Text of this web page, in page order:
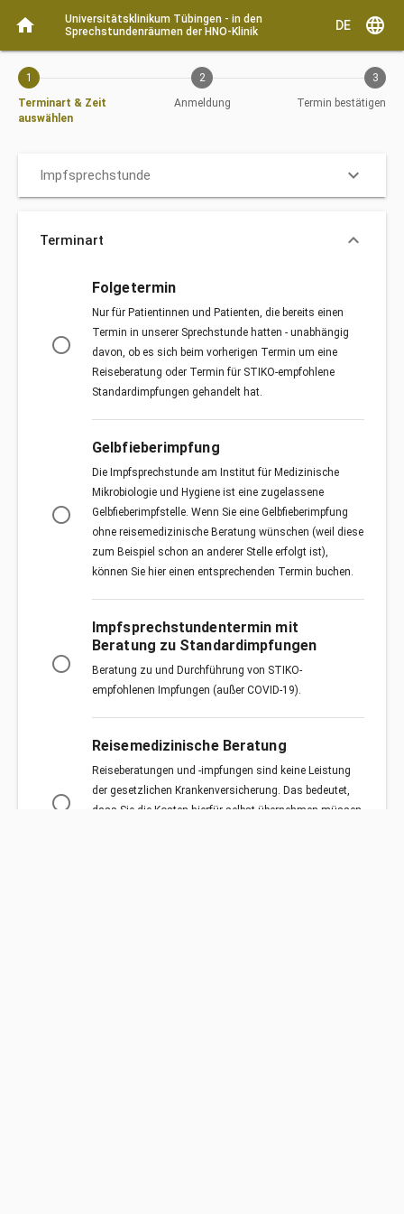
home
Universitätsklinikum Tübingen - in den
Sprechstundenräumen der HNO-Klinik
DE language
1
Terminart & Zeit
auswählen
2
Anmeldung
3
Termin bestätigen
Impfsprechstunde keyboard_arrow_down
Terminart keyboard_arrow_down
radio_button_unchecked
Folgetermin
Nur für Patientinnen und Patienten, die bereits einen
Termin in unserer Sprechstunde hatten - unabhängig
davon, ob es sich beim vorherigen Termin um eine
Reiseberatung oder Termin für STIKO-empfohlene
Standardimpfungen gehandelt hat.
radio_button_unchecked
Gelbfieberimpfung
Die Impfsprechstunde am Institut für Medizinische
Mikrobiologie und Hygiene ist eine zugelassene
Gelbfieberimpfstelle. Wenn Sie eine Gelbfieberimpfung
ohne reisemedizinische Beratung wünschen (weil diese
zum Beispiel schon an anderer Stelle erfolgt ist),
können Sie hier einen entsprechenden Termin buchen.
radio_button_unchecked
Impfsprechstundentermin mit
Beratung zu Standardimpfungen
Beratung zu und Durchführung von STIKO-
empfohlenen Impfungen (außer COVID-19).
radio_button_unchecked
Reisemedizinische Beratung
Reiseberatungen und -impfungen sind keine Leistung
der gesetzlichen Krankenversicherung. Das bedeutet,
dass Sie die Kosten hierfür selbst übernehmen müssen.